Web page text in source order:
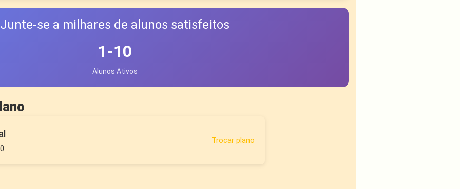
Junte-se a milhares de alunos satisfeitos
1-10
Alunos Ativos
Trocar plano